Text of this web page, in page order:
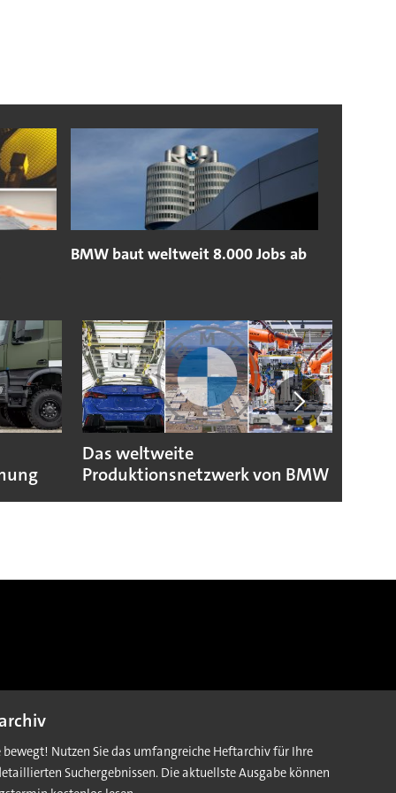
BMW baut weltweit 8.000 Jobs ab
Das weltweite
Produktionsnetzwerk von BMW
bewegt! Nutzen Sie das umfangreiche Heftarchiv für Ihre
Suchergebnissen. Die aktuellste Ausgabe können